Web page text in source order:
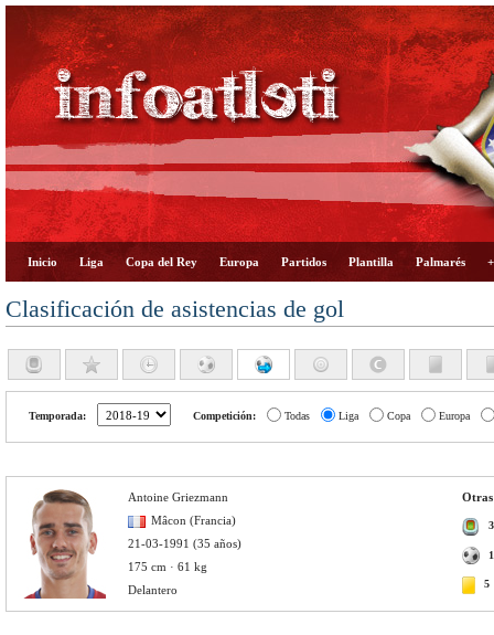
Inicio Liga Copa del Rey Europa Partidos Plantilla Palmarés
Clasificación de asistencias de gol
Temporada: Competición: Todas Liga Copa Europa
Otras
5
Antoine Griezmann
Mâcon (Francia)
21-03-1991 (35 años)
175 cm · 61 kg
Delantero